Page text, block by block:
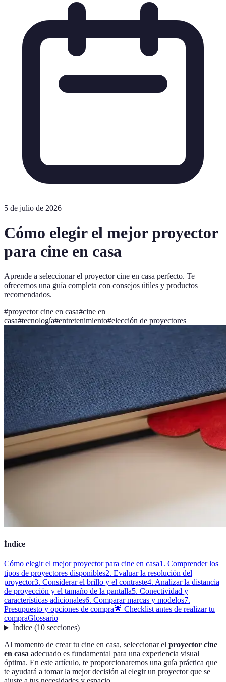
5 de julio de 2026
Cómo elegir el mejor proyector
para cine en casa
Aprende a seleccionar el proyector cine en casa perfecto. Te
ofrecemos una guía completa con consejos útiles y productos
recomendados.
#proyector cine en casa#cine en
casa#tecnología#entretenimiento#elección de proyectores
Índice
Cómo elegir el mejor proyector para cine en casa1. Comprender los
tipos de proyectores disponibles2. Evaluar la resolución del
proyector3. Considerar el brillo y el contraste4. Analizar la distancia
de proyección y el tamaño de la pantalla5. Conectividad y
características adicionales6. Comparar marcas y modelos7.
Presupuesto y opciones de compra🌟 Checklist antes de realizar tu
compraGlossario
Índice(10 secciones)
Al momento de crear tu cine en casa, seleccionar el proyector cine
en casa adecuado es fundamental para una experiencia visual
óptima. En este artículo, te proporcionaremos una guía práctica que
te ayudará a tomar la mejor decisión al elegir un proyector que se